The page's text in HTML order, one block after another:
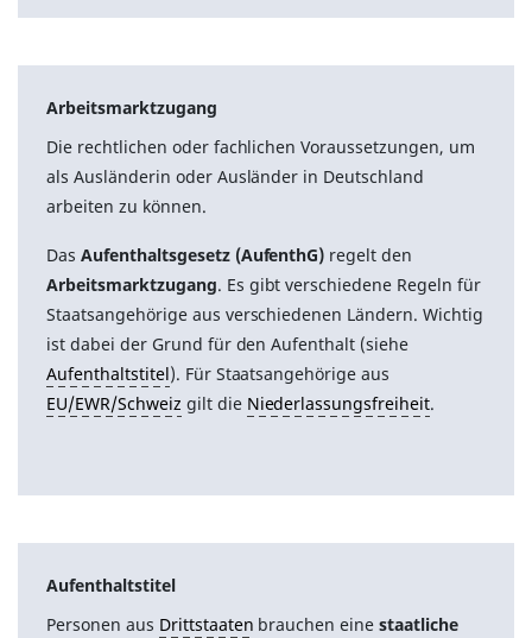
Arbeitsmarktzugang
Die rechtlichen oder fachlichen Voraussetzungen, um
als Ausländerin oder Ausländer in Deutschland
arbeiten zu können.
Das Aufenthaltsgesetz (AufenthG) regelt den
Arbeitsmarktzugang. Es gibt verschiedene Regeln für
Staatsangehörige aus verschiedenen Ländern. Wichtig
ist dabei der Grund für den Aufenthalt (siehe
Aufenthaltstitel). Für Staatsangehörige aus
EU/EWR/Schweiz gilt die Niederlassungsfreiheit.
Aufenthaltstitel
Personen aus Drittstaaten brauchen einestaatliche